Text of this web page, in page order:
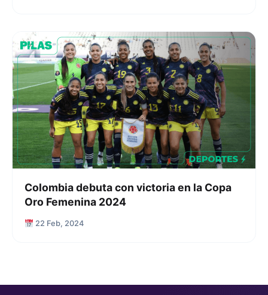
Colombia debuta con victoria en la Copa
Oro Femenina 2024
22 Feb, 2024